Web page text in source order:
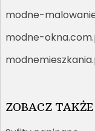
modne-
modne-
ZOBACZ TAKŻE